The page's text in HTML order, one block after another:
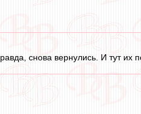
снова вернулись. И тут их